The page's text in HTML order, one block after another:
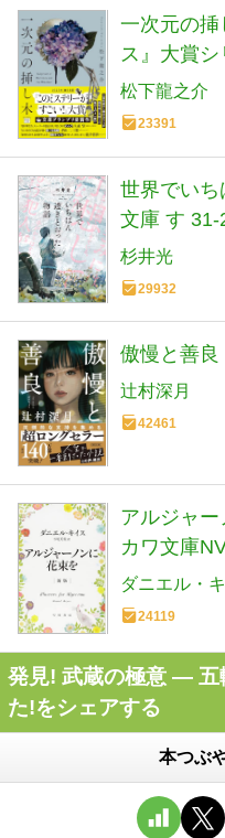
一次元の挿
ス』大賞シ
松下龍之介
23391
世界でいち
文庫 す 31-
杉井光
29932
傲慢と善良
辻村深月
42461
アルジャ
カワ文庫
ダニエル・
24119
発見! 武蔵の極意 ― 五
た!をシェアする
本つぶ